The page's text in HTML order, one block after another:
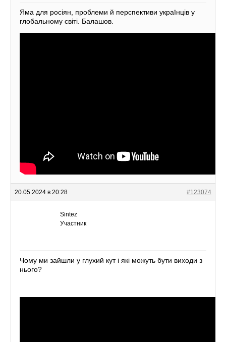
Яма для росіян, проблеми й перспективи українців у
глобальному світі. Балашов.
20.05.2024 в 20:28 #123074
Sintez
Участник
Чому ми зайшли у глухий кут і які можуть бути виходи з
нього?